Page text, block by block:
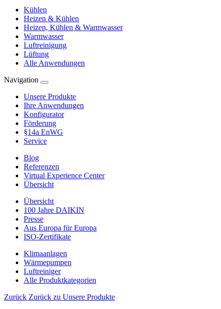
Kühlen
Heizen & Kühlen
Heizen, Kühlen & Warmwasser
Warmwasser
Luftreinigung
Lüftung
Alle Anwendungen
Navigation
Unsere Produkte
Ihre Anwendungen
Konfigurator
Förderung
§14a EnWG
Service
Blog
Referenzen
Virtual Experience Center
Übersicht
Übersicht
100 Jahre DAIKIN
Presse
Aus Europa für Europa
ISO-Zertifikate
Klimaanlagen
Wärmepumpen
Luftreiniger
Alle Produktkategorien
Zurück Zurück zu Unsere Produkte